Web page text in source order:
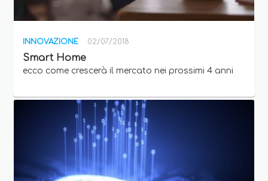
INNOVAZIONE 02/07/2018
Smart Home
ecco come crescerà il mercato nei prossimi 4 anni